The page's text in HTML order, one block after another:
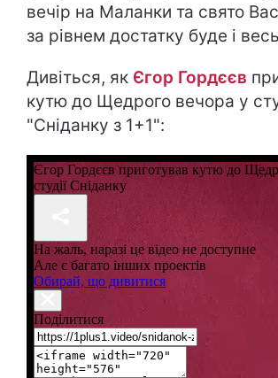
вечір на Маланки та свято
за рівнем достатку буде і
Дивіться, як Єгор Гордєєв
кутю до Щедрого вечора у
"Сніданку з 1+1":